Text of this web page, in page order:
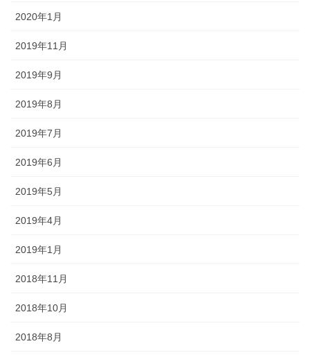
2020年1月
2019年11月
2019年9月
2019年8月
2019年7月
2019年6月
2019年5月
2019年4月
2019年1月
2018年11月
2018年10月
2018年8月